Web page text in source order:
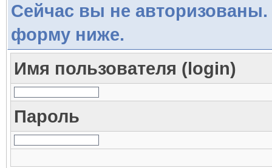
Сейчас вы не авторизованы.
форму ниже.
Имя пользователя (login)
Пароль